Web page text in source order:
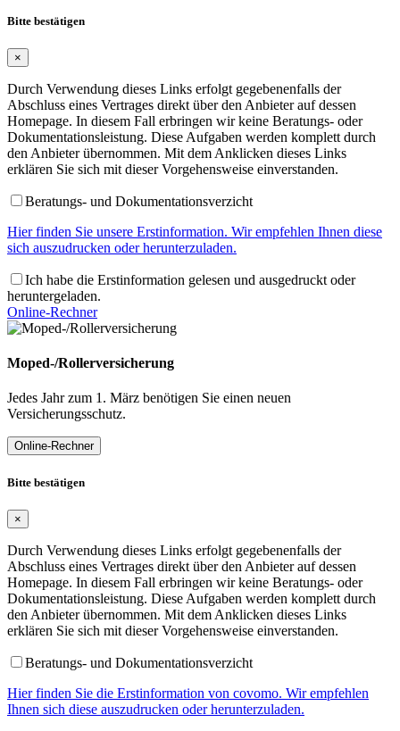
Bitte bestätigen
×
Durch Verwendung dieses Links erfolgt gegebenenfalls der
Abschluss eines Vertrages direkt über den Anbieter auf dessen
Homepage. In diesem Fall erbringen wir keine Beratungs- oder
Dokumentationsleistung. Diese Aufgaben werden komplett durch
den Anbieter übernommen. Mit dem Anklicken dieses Links
erklären Sie sich mit dieser Vorgehensweise einverstanden.
Beratungs- und Dokumentationsverzicht
Hier finden Sie unsere Erstinformation. Wir empfehlen Ihnen diese
sich auszudrucken oder herunterzuladen.
Ich habe die Erstinformation gelesen und ausgedruckt oder
heruntergeladen.
Online-Rechner
Moped-/Rollerversicherung
Jedes Jahr zum 1. März benötigen Sie einen neuen
Versicherungsschutz.
Online-Rechner
Bitte bestätigen
×
Durch Verwendung dieses Links erfolgt gegebenenfalls der
Abschluss eines Vertrages direkt über den Anbieter auf dessen
Homepage. In diesem Fall erbringen wir keine Beratungs- oder
Dokumentationsleistung. Diese Aufgaben werden komplett durch
den Anbieter übernommen. Mit dem Anklicken dieses Links
erklären Sie sich mit dieser Vorgehensweise einverstanden.
Beratungs- und Dokumentationsverzicht
Hier finden Sie die Erstinformation von covomo. Wir empfehlen
Ihnen sich diese auszudrucken oder herunterzuladen.